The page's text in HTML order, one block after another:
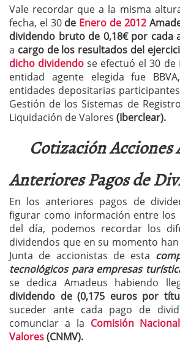
Vale recordar que a la misma
fecha, el 30de Enero de 2012
dividendo bruto de 0,18€ por cada
a cargo de los resultados del
dicho dividendo se efectuó el 30 de
entidad agente elegida fue
entidades depositarias
Gestión de los Sistemas de
Liquidación de Valores (Iberclear).
Cotización Acciones
Anteriores Pagos de
En los anteriores pagos de
figurar como información entre los
del día, podemos recordar los
dividendos que en su momento
Junta de accionistas de esta
tecnológicos para empresas
se dedica Amadeus habiendo
dividendo de (0,175 euros por
suceder ante cada pago de
comunciar a la Comisión
Valores(CNMV).